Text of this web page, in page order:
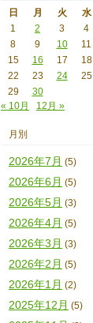
日 月 火 水
1
2 3 4
8
9 10 11
15
16 17 18
22
23 24 25
29
30
« 10月
12月 »
月別
2026年7月 (5)
2026年6月 (5)
2026年5月 (3)
2026年4月 (5)
2026年3月 (3)
2026年2月 (5)
2026年1月 (2)
2025年12月 (5)